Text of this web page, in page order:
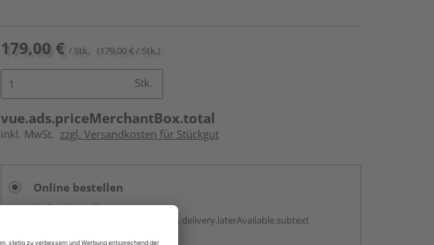
179,00 € / Stk. (179,00 € / Stk.)
Stk.
vue.ads.priceMerchantBox.total
inkl. MwSt. zzgl. Versandkosten für Stückgut
Online bestellen
Auf Vorbestellung:
vue.ads.priceMerchantBox.option.delivery.laterAvailable.subtext